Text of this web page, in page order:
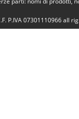
P.IVA 07301110966 all